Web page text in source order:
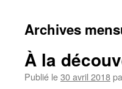
Archives
À la
Publié le30 avril 2018